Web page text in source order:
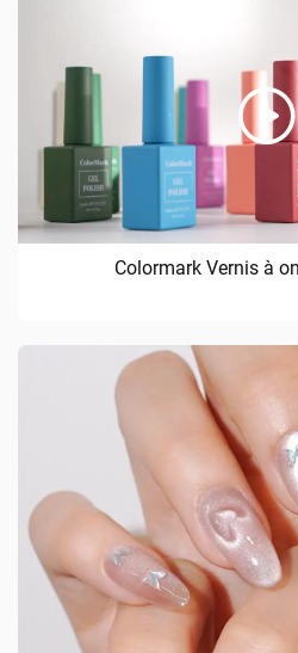
Colormark Vernis à